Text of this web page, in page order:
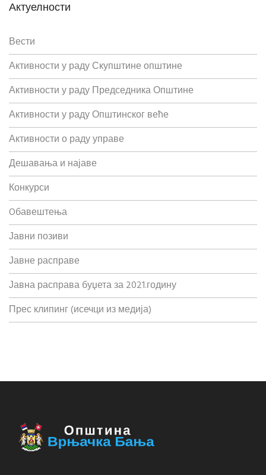
Актуелности
Вести
Активности у раду Скупштине општине
Активности у раду Председника Општине
Активности у раду Општинског веће
Активности о раду управе
Дешавања и најаве
Конкурси
Oбавештења
Јавни позиви
Јавне расправе
Јавна расправа буџета за 2021.годину
Прес клипинг (исечци из медија)